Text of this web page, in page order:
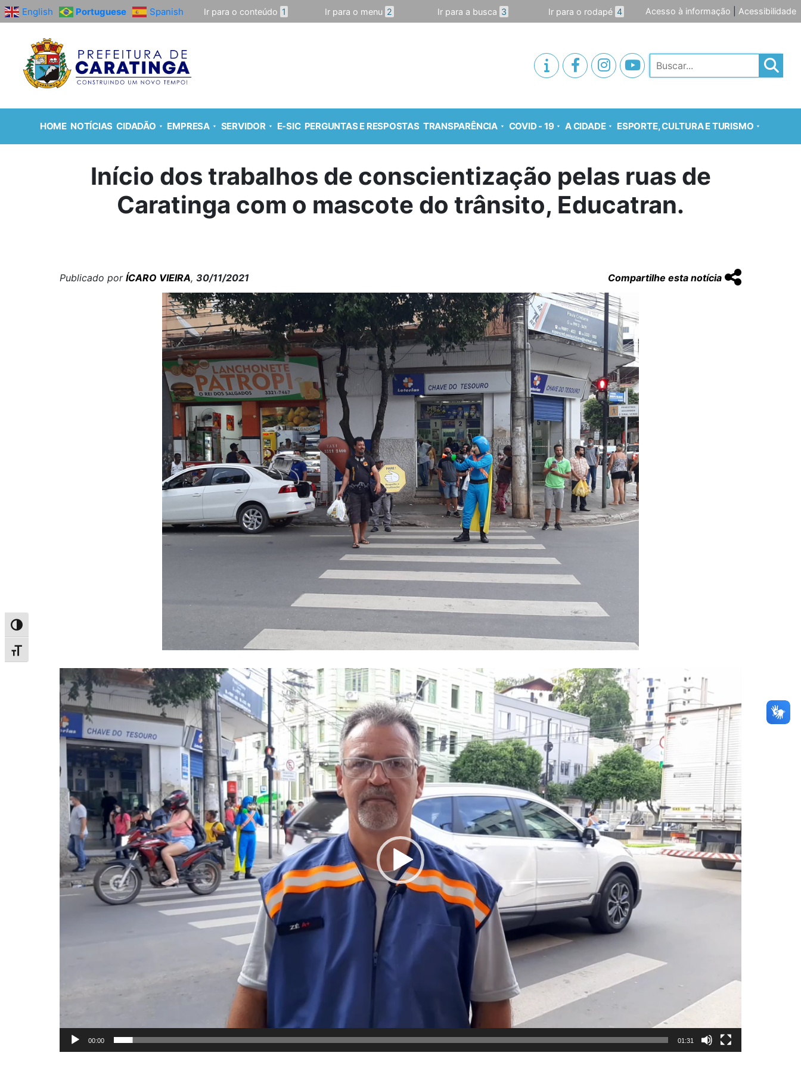
Alternar alto contraste
Alternar tamanho da fonte
English Portuguese Spanish Ir para o conteúdo 1 Ir para o menu 2 Ir para a busca 3 Ir para o rodapé 4 Acesso à informação Acessibilidade
Pesquisar
HOME NOTÍCIAS CIDADÃO EMPRESA SERVIDOR E-SIC PERGUNTAS E RESPOSTAS TRANSPARÊNCIA COVID - 19 A CIDADE ESPORTE, CULTURA E TURISMO
Início dos trabalhos de conscientização pelas ruas de
Caratinga com o mascote do trânsito, Educatran.
Publicado por ÍCARO VIEIRA, 30/11/2021 Compartilhe esta notícia
Tocador
de
vídeo
00:00 01:31